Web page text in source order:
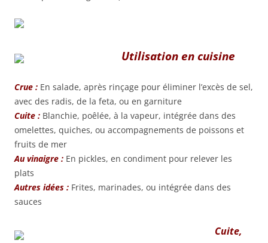
Utilisation en cuisine
Crue : En salade, après rinçage pour éliminer l’excès de sel,
avec des radis, de la feta, ou en garniture
Cuite : Blanchie, poêlée, à la vapeur, intégrée dans des
omelettes, quiches, ou accompagnements de poissons et
fruits de mer
Au vinaigre : En pickles, en condiment pour relever les
plats
Autres idées : Frites, marinades, ou intégrée dans des
sauces
Cuite,